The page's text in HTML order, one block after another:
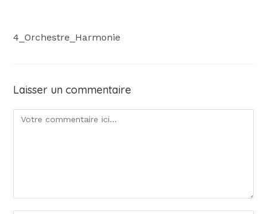
4_Orchestre_Harmonie
Laisser un commentaire